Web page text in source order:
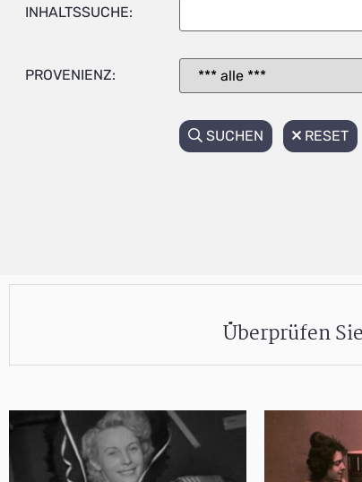
INHALTSSUCHE:
PROVENIENZ:
SUCHEN RESET
Überprüfen